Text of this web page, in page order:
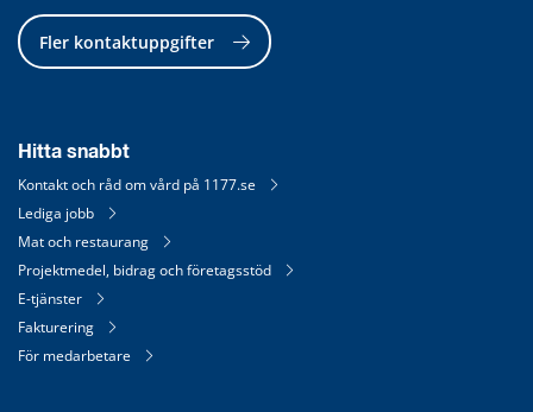
Fler kontaktuppgifter
Hitta snabbt
Kontakt och råd om vård på 1177.se
Lediga jobb
Mat och restaurang
Projektmedel, bidrag och företagsstöd
E-tjänster
Fakturering
För medarbetare